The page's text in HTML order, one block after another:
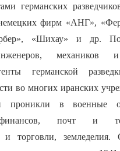
германских
фирм «АНГ»,
«Шихау» и др.
механиков
германской
во многих иранских
проникли в военные
финансов, почт и
и торговли, земледелия.